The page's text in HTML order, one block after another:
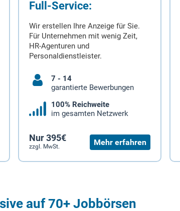
Full-Service:
Wir erstellen Ihre Anzeige für Sie.
Für Unternehmen mit wenig Zeit,
HR-Agenturen und
Personaldienstleister.
7 - 14
garantierte Bewerbungen
100% Reichweite
im gesamten Netzwerk
Nur 395€
zzgl. MwSt. Mehr erfahren
auf 70+ Jobbörsen